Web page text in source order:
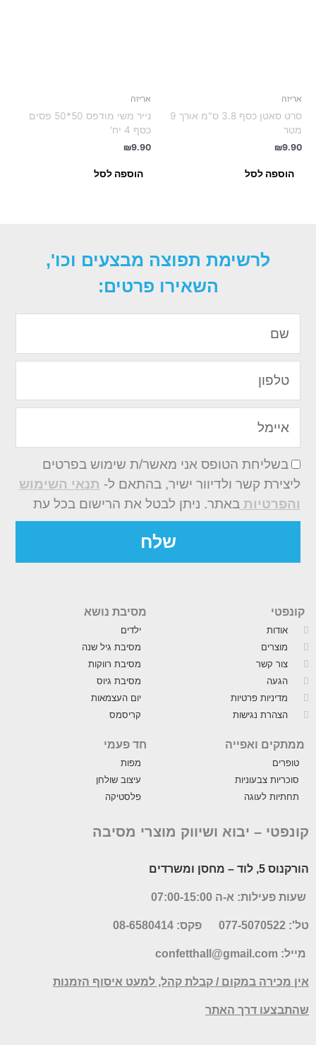
אריזה
סרט סאטן כסף 3.8 ס"מ אורך 9
מטר
₪9.90
הוספה לסל
אריזה
נייר משי מודפס 50*50 פסים
כסף 4 יח'
₪9.90
הוספה לסל
לרשימת תפוצה מבצעים וכו',
השאירו פרטים:
בשליחת הטופס אני מאשר/ת שימוש בפרטים
ליצירת קשר ולדיוור ישיר, בהתאם ל- תנאי השימוש
והפרטיותבאתר. ניתן לבטל את הרישום בכל עת
שלח
קונפטי
אודות
מוצרים
צור קשר
הגעה
מדיניות פרטיות
הצהרת נגישות
מסיבת נושא
ילדים
מסיבת גיל שנה
מסיבת רווקות
מסיבת גיוס
יום העצמאות
קריסמס
ממתקים ואפייה
טופרים
סוכריות צבעוניות
תחתיות לעוגה
חד פעמי
מפות
עיצוב שולחן
פלסטיקה
קונפטי – יבוא ושיווק מוצרי מסיבה
הורקנוס 5, לוד – מחסן ומשרדים
שעות פעילות: א-ה 07:00-15:00
טל': 077-5070522
מייל: confetthall@gmail.com
אין מכירה במקום / קבלת קהל, למעט איסוף הזמנות
שהתבצעו דרך האתר